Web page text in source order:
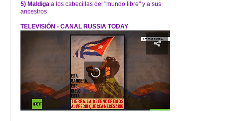
5) Maldiga a los cabecillas del "mundo libre" y a sus
ancestros
TELEVISIÓN - CANAL RUSSIA TODAY